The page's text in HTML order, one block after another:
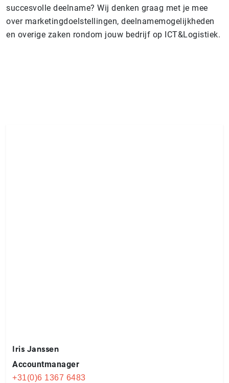
succesvolle deelname? Wij denken graag met je mee
over marketingdoelstellingen, deelnamemogelijkheden
en overige zaken rondom jouw bedrijf op ICT&Logistiek.
Iris Janssen
Accountmanager
+31(0)6 1367 6483